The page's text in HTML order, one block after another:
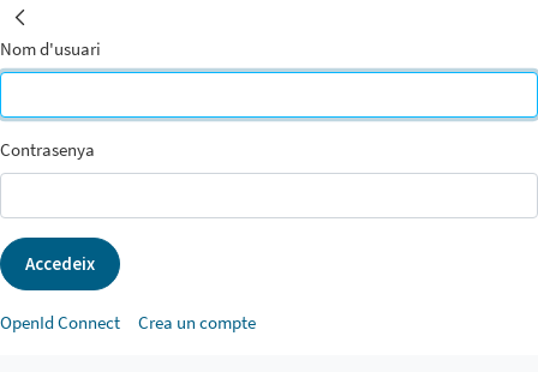
INICI
Inicia la sessió
Inicia la sessió
Nom d'usuari
Contrasenya
Accedeix
OpenId Connect Crea un compte